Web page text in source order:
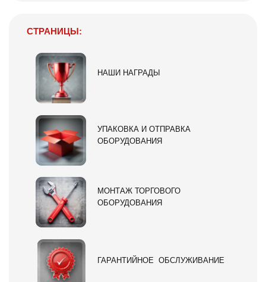
СТРАНИЦЫ:
НАШИ НАГРАДЫ
УПАКОВКА И ОТПРАВКА
ОБОРУДОВАНИЯ
МОНТАЖ ТОРГОВОГО
ОБОРУДОВАНИЯ
ГАРАНТИЙНОЕ ОБСЛУЖИВАНИЕ